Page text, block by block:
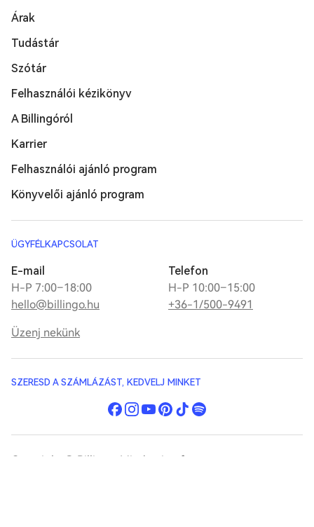
ÜGYFÉLKAPCSOLAT
E-mail
H-P 7:00–18:00
hello@billingo.hu
Telefon
H-P 10:00–15:00
+36-1/500-9491
Üzenj nekünk
Árak
Tudástár
Szótár
Felhasználói kézikönyv
A Billingóról
Karrier
Felhasználói ajánló program
Könyvelői ajánló program
SZERESD A SZÁMLÁZÁST, KEDVELJ MINKET
Copyright © Billingo. Minden jog fenntartva.